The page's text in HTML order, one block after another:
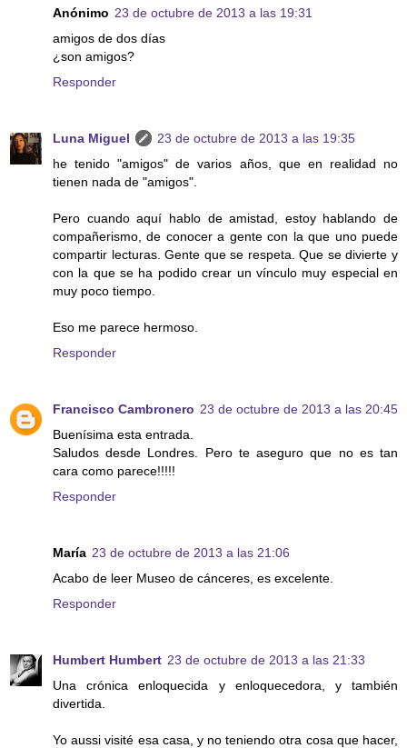
Anónimo 23 de octubre de 2013 a las 19:31
amigos de dos días
¿son amigos?
Responder
Luna Miguel
23 de octubre de 2013 a las 19:35
he tenido "amigos" de varios años, que en realidad no
tienen nada de "amigos".
Pero cuando aquí hablo de amistad, estoy hablando de
compañerismo, de conocer a gente con la que uno puede
compartir lecturas. Gente que se respeta. Que se divierte y
con la que se ha podido crear un vínculo muy especial en
muy poco tiempo.
Eso me parece hermoso.
Responder
Francisco Cambronero 23 de octubre de 2013 a las 20:45
Buenísima esta entrada.
Saludos desde Londres. Pero te aseguro que no es tan
cara como parece!!!!!
Responder
María 23 de octubre de 2013 a las 21:06
Acabo de leer Museo de cánceres, es excelente.
Responder
Humbert Humbert 23 de octubre de 2013 a las 21:33
Una crónica enloquecida y enloquecedora, y también
divertida.
Yo aussi visité esa casa, y no teniendo otra cosa que hacer,